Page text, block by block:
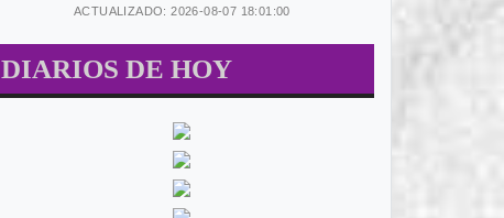
ACTUALIZADO: 2026-08-07 18:01:00
DIARIOS DE HOY